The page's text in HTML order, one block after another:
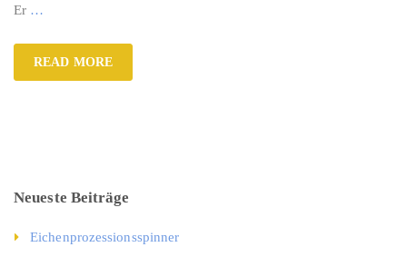
Er …
READ MORE
Neueste Beiträge
Eichenprozessionsspinner